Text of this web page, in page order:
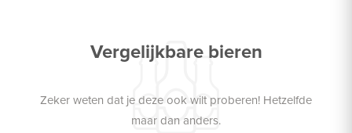
Vergelijkbare bieren
Zeker weten dat je deze ook wilt proberen! Hetzelfde
maar dan anders.